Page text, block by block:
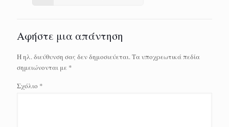
Αφήστε μια απάντηση
Η ηλ. διεύθυνση σας δεν δημοσιεύεται. Τα υποχρεωτικά πεδία
σημειώνονται με *
Σχόλιο *